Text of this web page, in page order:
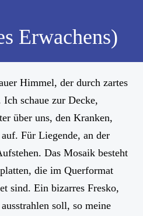
Erwachens)
Himmel, der durch zartes
schaue zur Decke,
über uns, den Kranken,
Für Liegende, an der
Das Mosaik besteht
die im Querformat
sind. Ein bizarres Fresko,
soll, so meine